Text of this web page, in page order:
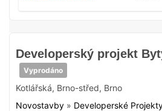
Developerský projekt
Vyprodáno
Kotlářská, Brno-střed, Brno
Novostavby » Developerské